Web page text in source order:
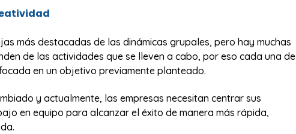
más destacadas de las dinámicas grupales, pero hay muchas
de las actividades que se lleven a cabo, por eso cada una de
en un objetivo previamente planteado.
y actualmente, las empresas necesitan centrar sus
en equipo para alcanzar el éxito de manera más rápida,